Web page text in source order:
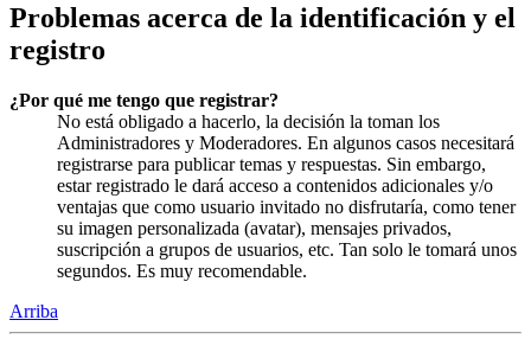
Problemas acerca de la identificación y el
registro
¿Por qué me tengo que registrar?
No está obligado a hacerlo, la decisión la toman los
Administradores y Moderadores. En algunos casos necesitará
registrarse para publicar temas y respuestas. Sin embargo,
estar registrado le dará acceso a contenidos adicionales y/o
ventajas que como usuario invitado no disfrutaría, como tener
su imagen personalizada (avatar), mensajes privados,
suscripción a grupos de usuarios, etc. Tan solo le tomará unos
segundos. Es muy recomendable.
Arriba